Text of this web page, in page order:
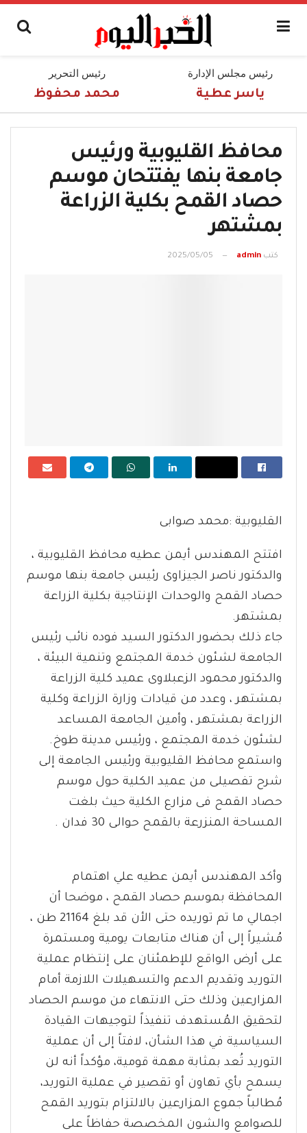
رئيس مجلس الإدارة
ياسر عطية
رئيس التحرير
محمد محفوظ
محافظ القليوبية ورئيس
جامعة بنها يفتتحان موسم
حصاد القمح بكلية الزراعة
بمشتهر
كتب admin
2025/05/05
القليوبية :محمد صوابى
افتتح المهندس أيمن عطيه محافظ القليوبية ،
والدكتور ناصر الجيزاوى رئيس جامعة بنها موسم
حصاد القمح والوحدات الإنتاجية بكلية الزراعة
بمشتهر.
جاء ذلك بحضور الدكتور السيد فوده نائب رئيس
الجامعة لشئون خدمة المجتمع وتنمية البيئة ،
والدكتور محمود الزعبلاوى عميد كلية الزراعة
بمشتهر ، وعدد من قيادات وزارة الزراعة وكلية
الزراعة بمشتهر ، وأمين الجامعة المساعد
لشئون خدمة المجتمع ، ورئيس مدينة طوخ.
واستمع محافظ القليوبية ورئيس الجامعة إلى
شرح تفصيلى من عميد الكلية حول موسم
حصاد القمح فى مزارع الكلية حيث بلغت
المساحة المنزرعة بالقمح حوالى 30 فدان .
وأكد المهندس أيمن عطيه علي اهتمام
المحافظة بموسم حصاد القمح ، موضحا أن
اجمالي ما تم توريده حتى الأن قد بلغ 21164 طن ،
مُشيراً إلى أن هناك متابعات يومية ومستمرة
على أرض الواقع للإطمئنان على إنتظام عملية
التوريد وتقديم الدعم والتسهيلات اللازمة أمام
المزارعين وذلك حتى الانتهاء من موسم الحصاد
لتحقيق المُستهدف تنفيذاً لتوجيهات القيادة
السياسية في هذا الشأن، لافتاً إلى أن عملية
التوريد تُعد بمثابة مهمة قومية، مؤكداً أنه لن
يسمح بأي تهاون أو تقصير في عملية التوريد،
مُطالباً جموع المزارعين بالالتزام بتوريد القمح
للصوامع والشون المخصصة حفاظاً على